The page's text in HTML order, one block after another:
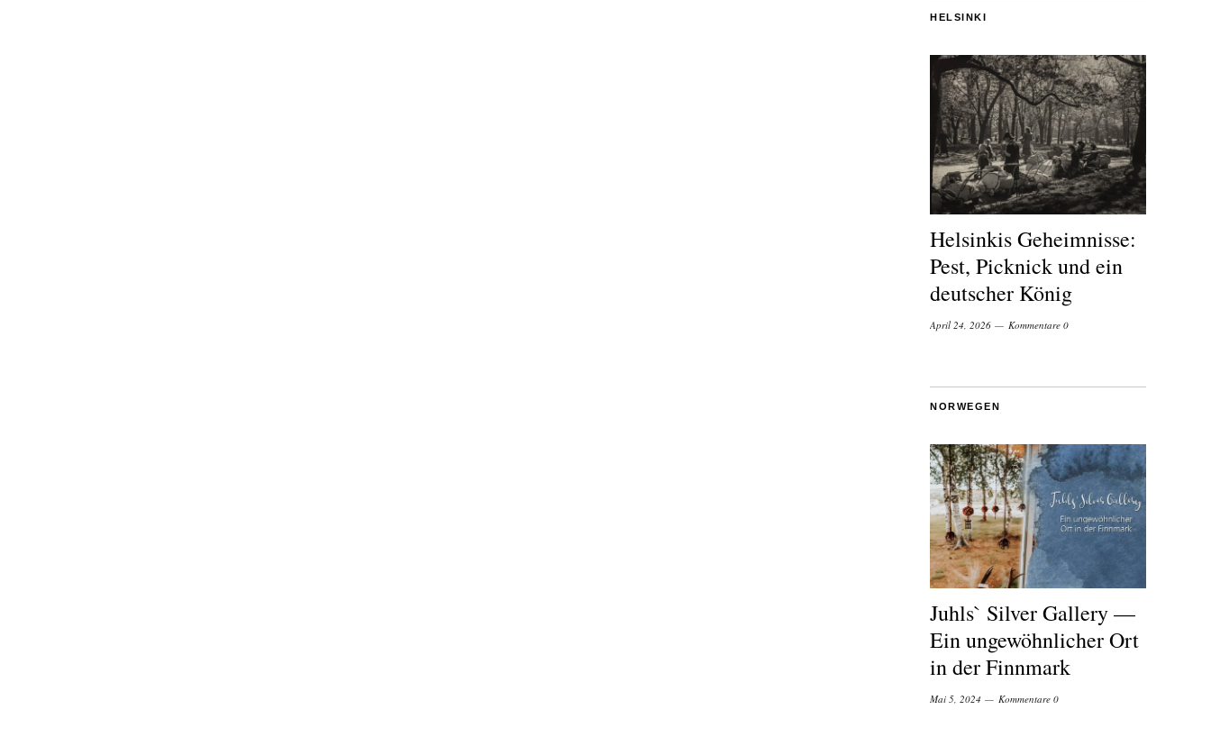
HELSINKI
Helsinkis Geheimnisse:
Pest, Picknick und ein
deutscher König
April 24, 2026 Kommentare 0
NORWEGEN
Juhls` Silver Gallery —
Ein ungewöhnlicher Ort
in der Finnmark
Mai 5, 2024 Kommentare 0